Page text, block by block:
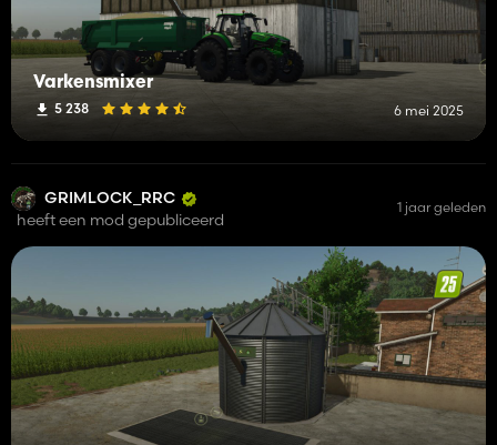
Varkensmixer
5 238 6 mei 2025
GRIMLOCK_RRC
heeft een mod gepubliceerd
1 jaar geleden